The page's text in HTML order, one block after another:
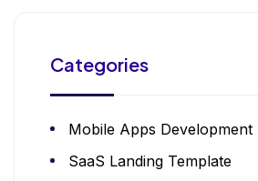
Categories
Mobile Apps Development
SaaS Landing Template